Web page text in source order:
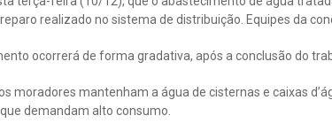
realizado no sistema de distribuição. Equipes da
ocorrerá de forma gradativa, após a conclusão do
moradores mantenham a água de cisternas e caixas
demandam alto consumo.